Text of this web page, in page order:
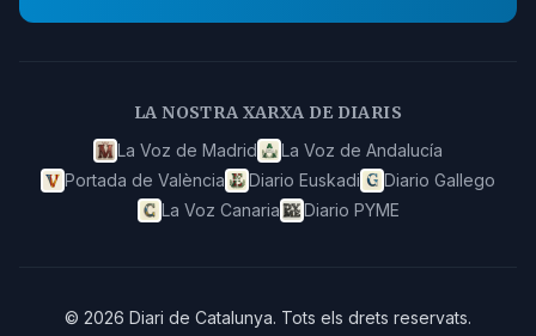
LA NOSTRA XARXA DE DIARIS
La Voz de Madrid
La Voz de Andalucía
Portada de València
Diario Euskadi
Diario Gallego
La Voz Canaria
Diario PYME
© 2026 Diari de Catalunya. Tots els drets reservats.